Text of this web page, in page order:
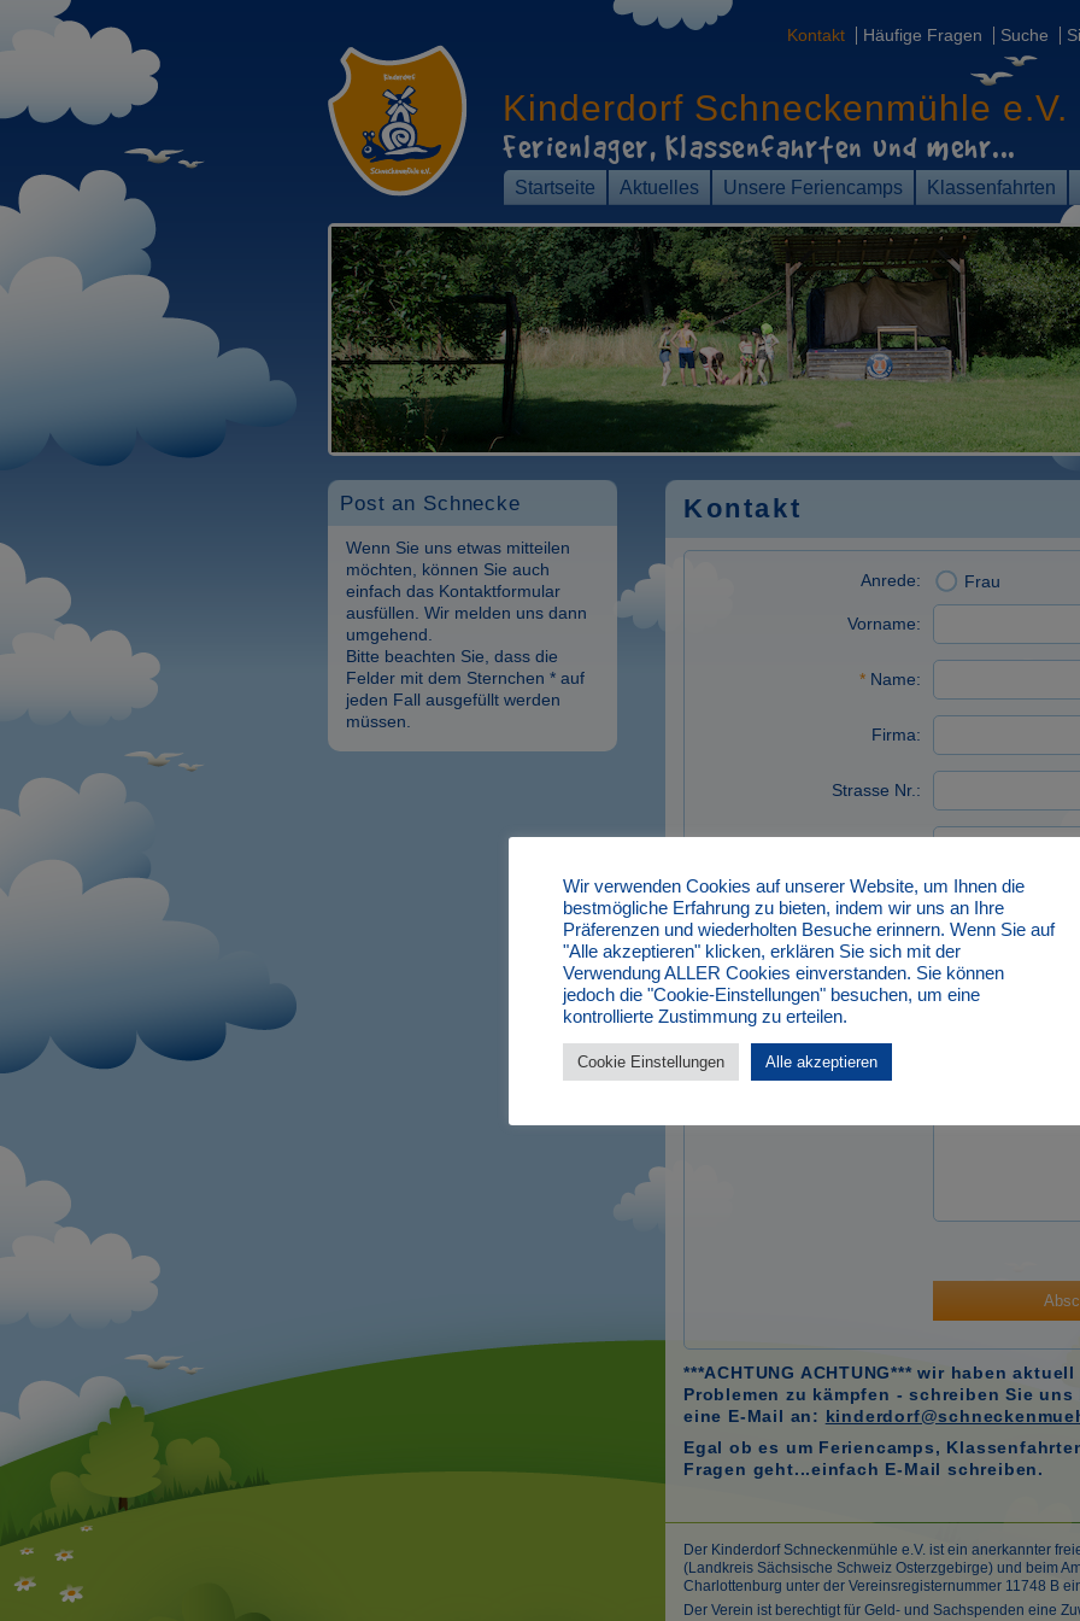
Kinderdorf Schneckenmühle e.V.
Ferienlager, Klassenfahrten und mehr...
Startseite Aktuelles Unsere Feriencamps Klassenfahrten
Kontakt Häufige Fragen Suche
Post an Schnecke
Wenn Sie uns etwas mitteilen
möchten, können Sie auch
einfach das Kontaktformular
ausfüllen. Wir melden uns dann
umgehend.
Bitte beachten Sie, dass die
Felder mit dem Sternchen * auf
jeden Fall ausgefüllt werden
müssen.
Kontakt
Anrede: Frau
Vorname:
* Name:
Firma:
Strasse Nr.:
Wohnort:
*Telefon:
* Nachricht:
***ACHTUNG ACHTUNG*** wir haben
Problemen zu kämpfen - schreiben Sie
eine E-Mail an:
Egal ob es um Feriencamps,
Fragen geht...einfach E-Mail schreiben.
Der Kinderdorf Schneckenmühle e.V. ist ein anerkannter
(Landkreis Sächsische Schweiz Osterzgebirge) und beim
Charlottenburg unter der Vereinsregisternummer 11748 B
Der Verein ist berechtigt für Geld- und Sachspenden eine
Wir verwenden Cookies auf unserer Website, um Ihnen die
bestmögliche Erfahrung zu bieten, indem wir uns an Ihre
Präferenzen und wiederholten Besuche erinnern. Wenn Sie auf
"Alle akzeptieren" klicken, erklären Sie sich mit der
Verwendung ALLER Cookies einverstanden. Sie können
jedoch die "Cookie-Einstellungen" besuchen, um eine
kontrollierte Zustimmung zu erteilen.
Cookie Einstellungen Alle akzeptieren